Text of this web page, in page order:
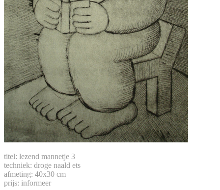
titel: lezend mannetje 3
techniek: droge naald ets
afmeting: 40x30 cm
prijs: informeer